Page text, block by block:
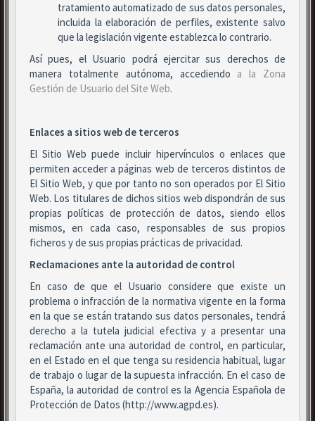
tratamiento automatizado de sus datos personales,
incluida la elaboración de perfiles, existente salvo
que la legislación vigente establezca lo contrario.
Así pues, el Usuario podrá ejercitar sus derechos de
manera totalmente autónoma, accediendo a la Zona
Gestión de Usuario del Site Web.
Enlaces a sitios web de terceros
El Sitio Web puede incluir hipervínculos o enlaces que
permiten acceder a páginas web de terceros distintos de
El Sitio Web, y que por tanto no son operados por El Sitio
Web. Los titulares de dichos sitios web dispondrán de sus
propias políticas de protección de datos, siendo ellos
mismos, en cada caso, responsables de sus propios
ficheros y de sus propias prácticas de privacidad.
Reclamaciones ante la autoridad de control
En caso de que el Usuario considere que existe un
problema o infracción de la normativa vigente en la forma
en la que se están tratando sus datos personales, tendrá
derecho a la tutela judicial efectiva y a presentar una
reclamación ante una autoridad de control, en particular,
en el Estado en el que tenga su residencia habitual, lugar
de trabajo o lugar de la supuesta infracción. En el caso de
España, la autoridad de control es la Agencia Española de
Protección de Datos (http://www.agpd.es).